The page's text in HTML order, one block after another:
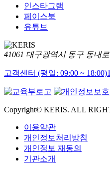
인스타그램
페이스북
유튜브
41061 대구광역시 동구 동내
고객센터 (평일: 09:00 ~ 18:00)
Copyright© KERIS. ALL
이용약관
개인정보처리방침
개인정보 재동의
기관소개